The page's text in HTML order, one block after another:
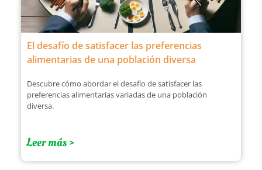
El desafío de satisfacer las preferencias
alimentarias de una población diversa
Descubre cómo abordar el desafío de satisfacer las
preferencias alimentarias variadas de una población
diversa.
Leer más >